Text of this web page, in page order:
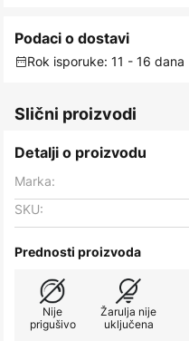
Podaci o dostavi
Rok isporuke: 11 - 16 dana
Slični proizvodi
Detalji o proizvodu
Marka:
SKU:
Prednosti proizvoda
Nije
prigušivo
Žarulja nije
uključena